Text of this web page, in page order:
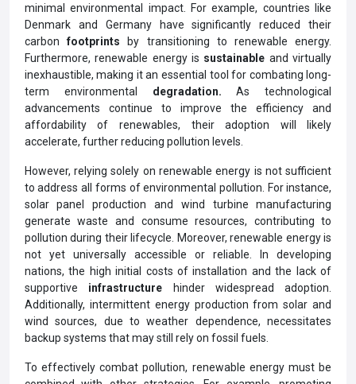
minimal environmental impact. For example, countries like
Denmark and Germany have significantly reduced their
carbonfootprints by transitioning to renewable energy.
Furthermore, renewable energy is sustainable and virtually
inexhaustible, making it an essential tool for combating long-
term environmental degradation.As technological
advancements continue to improve the efficiency and
affordability of renewables, their adoption will likely
accelerate, further reducing pollution levels.
However, relying solely on renewable energy is not sufficient
to address all forms of environmental pollution. For instance,
solar panel production and wind turbine manufacturing
generate waste and consume resources, contributing to
pollution during their lifecycle. Moreover, renewable energy is
not yet universally accessible or reliable. In developing
nations, the high initial costs of installation and the lack of
supportive infrastructure hinder widespread adoption.
Additionally, intermittent energy production from solar and
wind sources, due to weather dependence, necessitates
backup systems that may still rely on fossil fuels.
To effectively combat pollution, renewable energy must be